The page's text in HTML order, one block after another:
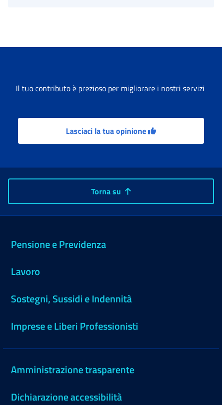
Il tuo contributo è prezioso per migliorare i nostri servizi
Lasciaci la tua opinione
Torna su
Pensione e Previdenza
Lavoro
Sostegni, Sussidi e Indennità
Imprese e Liberi Professionisti
Amministrazione trasparente
Dichiarazione accessibilità